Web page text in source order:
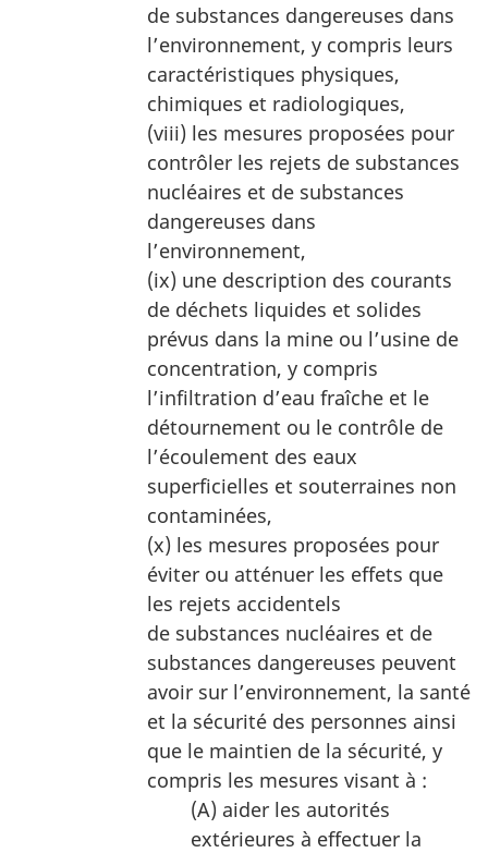
de substances dangereuses dans
l’environnement, y compris leurs
caractéristiques physiques,
chimiques et radiologiques,
(viii) les mesures proposées pour
contrôler les rejets de substances
nucléaires et de substances
dangereuses dans
l’environnement,
(ix) une description des courants
de déchets liquides et solides
prévus dans la mine ou l’usine de
concentration, y compris
l’infiltration d’eau fraîche et le
détournement ou le contrôle de
l’écoulement des eaux
superficielles et souterraines non
contaminées,
(x) les mesures proposées pour
éviter ou atténuer les effets que
les rejets accidentels
de substances nucléaires et de
substances dangereuses peuvent
avoir sur l’environnement, la santé
et la sécurité des personnes ainsi
que le maintien de la sécurité, y
compris les mesures visant à :
(A) aider les autorités
extérieures à effectuer la